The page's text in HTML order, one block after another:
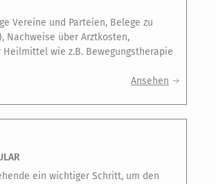
Vereine und Parteien, Belege zu
Nachweise über Arztkosten,
wie z.B. Bewegungstherapie
Ansehen
ein wichtiger Schritt, um den